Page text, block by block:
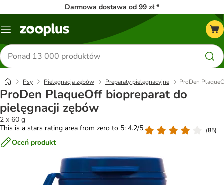
Darmowa dostawa od 99 zł *
Menu
Szukaj
produktów
Psy Pielęgnacja zębów Preparaty pielęgnacyjne ProDen
ProDen PlaqueOff biopreparat do
pielęgnacji zębów
2 x 60 g
This is a stars rating area from zero to 5: 4.2/5
(85)
Oceń produkt